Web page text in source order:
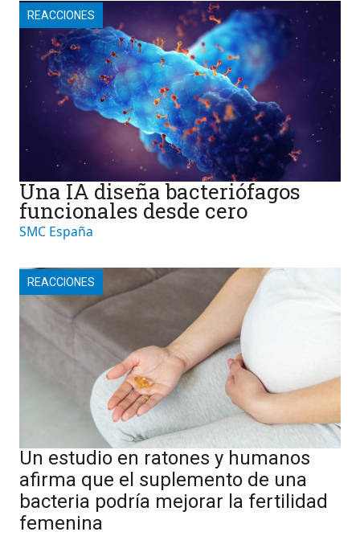
REACCIONES
Una IA diseña bacteriófagos
funcionales desde cero
SMC España
REACCIONES
Un estudio en ratones y humanos
afirma que el suplemento de una
bacteria podría mejorar la fertilidad
femenina